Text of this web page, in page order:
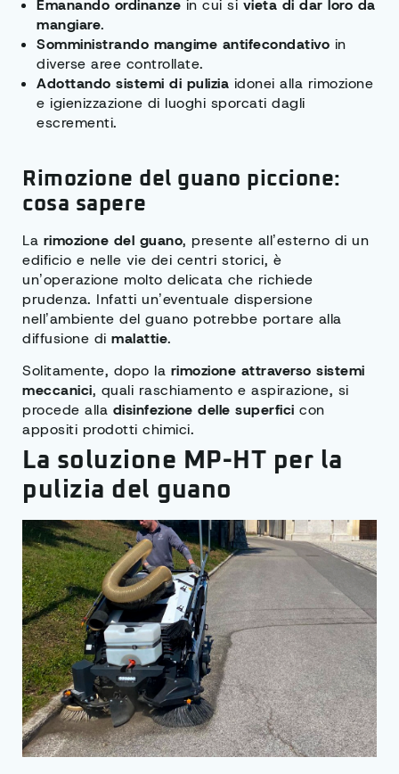
Emanando ordinanze in cui si vieta di dar loro da
mangiare.
Somministrando mangime antifecondativo in
diverse aree controllate.
Adottando sistemi di pulizia idonei alla rimozione
e igienizzazione di luoghi sporcati dagli
escrementi.
Rimozione del guano piccione:
cosa sapere
La rimozione del guano, presente all’esterno di un
edificio e nelle vie dei centri storici, è
un’operazione molto delicata che richiede
prudenza. Infatti un’eventuale dispersione
nell’ambiente del guano potrebbe portare alla
diffusione di malattie.
Solitamente, dopo la rimozione attraverso sistemi
meccanici, quali raschiamento e aspirazione, si
procede alla disinfezione delle superfici con
appositi prodotti chimici.
La soluzione MP-HT per la
pulizia del guano